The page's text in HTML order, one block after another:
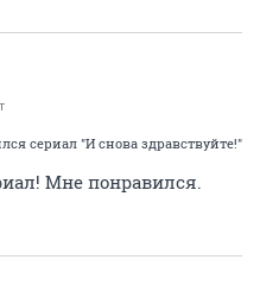
сериал "И снова здравствуйте!"
Мне понравился.